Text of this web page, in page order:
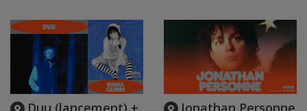
Duu (lancement) + Jonathan Personne